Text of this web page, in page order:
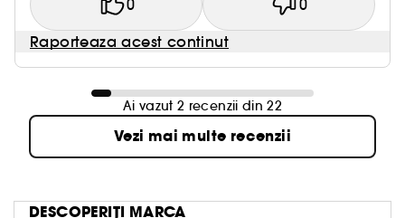
0 0
Raporteaza acest continut
Ai vazut 2 recenzii din 22
Vezi mai multe recenzii
DESCOPERIȚI MARCA